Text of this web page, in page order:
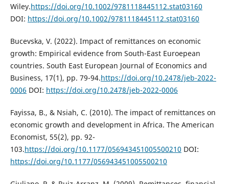
Wiley.https://doi.org/10.1002/9781118445112.stat03160
DOI: https://doi.org/10.1002/9781118445112.stat03160
Bucevska, V. (2022). Impact of remittances on economic
growth: Empirical evidence from South-East Euroepean
countries. South East European Journal of Economics and
Business, 17(1), pp. 79-94.https://doi.org/10.2478/jeb-2022-
0006 DOI: https://doi.org/10.2478/jeb-2022-0006
Fayissa, B., & Nsiah, C. (2010). The impact of remittances on
economic growth and development in Africa. The American
Economist, 55(2), pp. 92-
103.https://doi.org/10.1177/056943451005500210 DOI:
https://doi.org/10.1177/056943451005500210